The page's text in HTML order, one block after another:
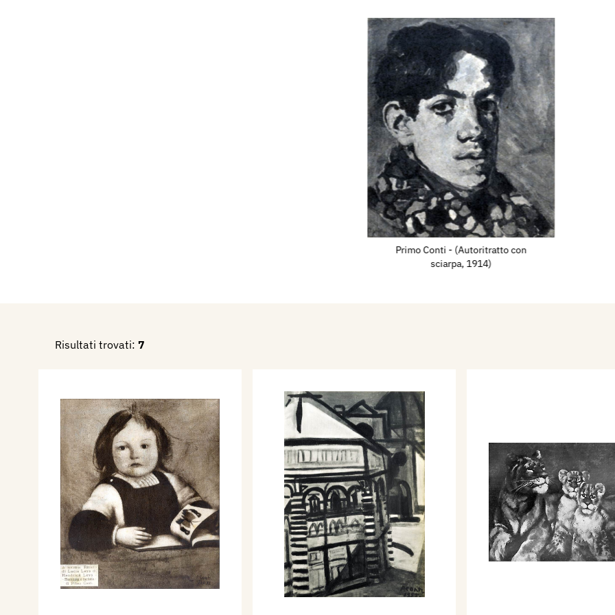
Nel 1938 partecipa XXI Esposizione Biennale
Internazionale d'Arte della Città di Venezia, con 13
Nel 1942 partecipa XXIII Esposizione Biennale
Internazionale d'Arte della Città di Venezia, con 1
Nel 1948 partecipa all' Esposizione Biennale
Internazionale d'Arte della Città di Venezia, con 1
Nel 1949 esegue il dipinto "Santa Rita" per la Chiesa
Nel 1953 partecipa all'Esposizione Nazionale d'Arte.
Biennale di Brera e della Permanente, con il dipinto:
Galleria Montenapoleone di Milano.
Nel 1960 partecipa all' Esposizione Biennale
Internazionale d'Arte della Città di Venezia - Mostra
Storica del Futurismo, con 2 dipinti.
Bibliografia:
1923 - Quadriennale di Torino, Esposizione
Nazionale di Belle Arti, catalogo mostra, p. 42, nn.
330, 332.
1930 - Corrado Pavolini, La Prima Mostra nazionale
Primo Conti - (Autoritratto con
sciarpa, 1914)
Risultati trovati: 7